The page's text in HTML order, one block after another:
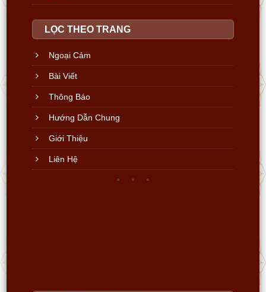
LỌC THEO TRANG
Ngoại Cảm
Bài Viết
Thông Báo
Hướng Dẫn Chung
Giới Thiệu
Liên Hệ